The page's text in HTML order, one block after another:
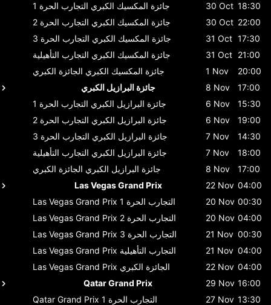
جائزة المكسيك الكبري التجارب الحرة 1 30 Oct 18:30
جائزة المكسيك الكبري التجارب الحرة 2 30 Oct 22:00
جائزة المكسيك الكبري التجارب الحرة 3 31 Oct 17:30
جائزة المكسيك الكبري التجارب التأهيلية 31 Oct 21:00
جائزة المكسيك الكبري الجائزة الكبري 1 Nov
20:00
جائزة البرازيل الكبري
8 Nov
17:00
جائزة البرازيل الكبري التجارب الحرة 1 6 Nov
15:30
جائزة البرازيل الكبري التجارب الحرة 2 6 Nov
19:00
جائزة البرازيل الكبري التجارب الحرة 3 7 Nov
14:30
جائزة البرازيل الكبري التجارب التأهيلية 7 Nov
18:00
جائزة البرازيل الكبري الجائزة الكبري 8 Nov
17:00
Las Vegas Grand Prix
22 Nov 04:00
Las Vegas Grand Prix
التجارب الحرة 1 20 Nov 00:30
Las Vegas Grand Prix
التجارب الحرة 2 20 Nov 04:00
Las Vegas Grand Prix
التجارب الحرة 3 21 Nov 00:30
Las Vegas Grand Prix التجارب التأهيلية 21 Nov 04:00
Las Vegas Grand Prix الجائزة الكبري 22 Nov 04:00
Qatar Grand Prix
29 Nov 16:00
Qatar Grand Prix
التجارب الحرة 1 27 Nov 13:30